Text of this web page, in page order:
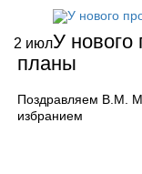
2 июлУ нового
планы
Поздравляем В.М.
избранием